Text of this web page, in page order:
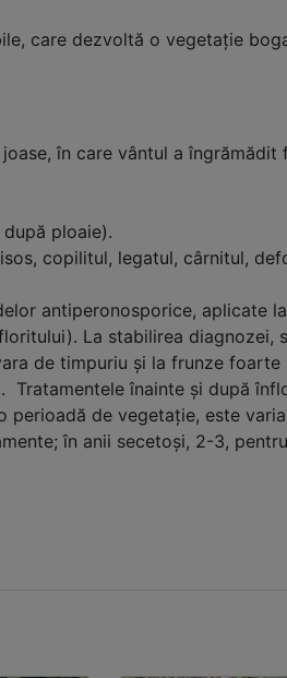
care dezvoltă o vegetaţie
în care vântul a îngrămădit
ploaie).
copilitul, legatul, cârnitul,
antiperonosporice, aplicate
La stabilirea diagnozei,
de timpuriu şi la frunze foarte
Tratamentele înainte şi după
de vegetaţie, este
în anii secetoşi, 2-3,